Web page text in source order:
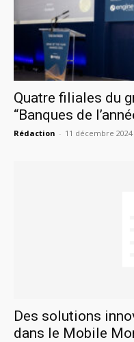
Quatre filiales du
“Banques de
Rédaction - 11 décembre 2024
Des solutions
dans le Mobile